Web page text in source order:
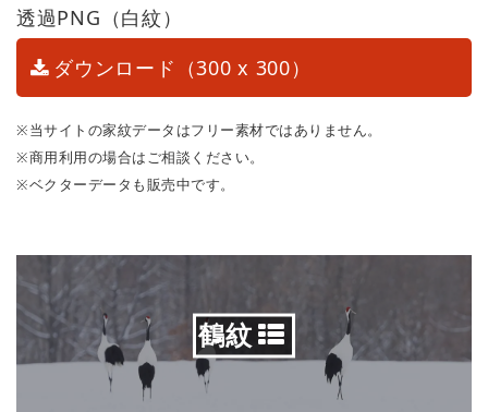
透過PNG（白紋）
ダウンロード（300 x 300）
※当サイトの家紋データはフリー素材ではありません。
※商用利用の場合はご相談ください。
※ベクターデータも販売中です。
鶴紋